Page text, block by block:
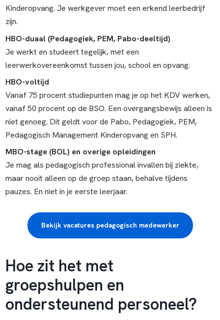
Kinderopvang. Je werkgever moet een erkend leerbedrijf
zijn.
HBO-duaal (Pedagogiek, PEM, Pabo-deeltijd)
Je werkt en studeert tegelijk, met een
leerwerkovereenkomst tussen jou, school en opvang.
HBO-voltijd
Vanaf 75 procent studiepunten mag je op het KDV werken,
vanaf 50 procent op de BSO. Een overgangsbewijs alleen is
niet genoeg. Dit geldt voor de Pabo, Pedagogiek, PEM,
Pedagogisch Management Kinderopvang en SPH.
MBO-stage (BOL) en overige opleidingen
Je mag als pedagogisch professional invallen bij ziekte,
maar nooit alleen op de groep staan, behalve tijdens
pauzes. En niet in je eerste leerjaar.
Bekijk vacatures pedagogisch medewerker
Hoe zit het met
groepshulpen en
ondersteunend personeel?